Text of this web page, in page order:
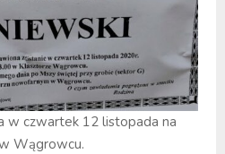
w czwartek 12 listopada na
Wągrowcu.